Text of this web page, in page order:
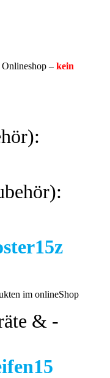
– kein
im onlineShop
& -